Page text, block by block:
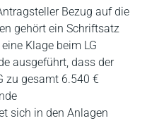
Bezug auf die
gehört ein Schriftsatz
Klage beim LG
ausgeführt, dass der
zu gesamt 6.540 €
sich in den Anlagen